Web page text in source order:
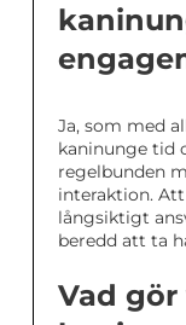
Ja, som med
kaninunge tid
regelbunden
interaktion.
långsiktigt
beredd att ta
Vad